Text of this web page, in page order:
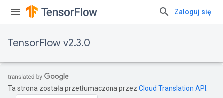
Zaloguj się
TensorFlow v2.3.0
Ta strona została przetłumaczona przez Cloud Translation API